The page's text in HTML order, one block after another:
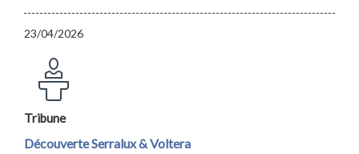
23/04/2026
Tribune
Découverte Serralux & Voltera